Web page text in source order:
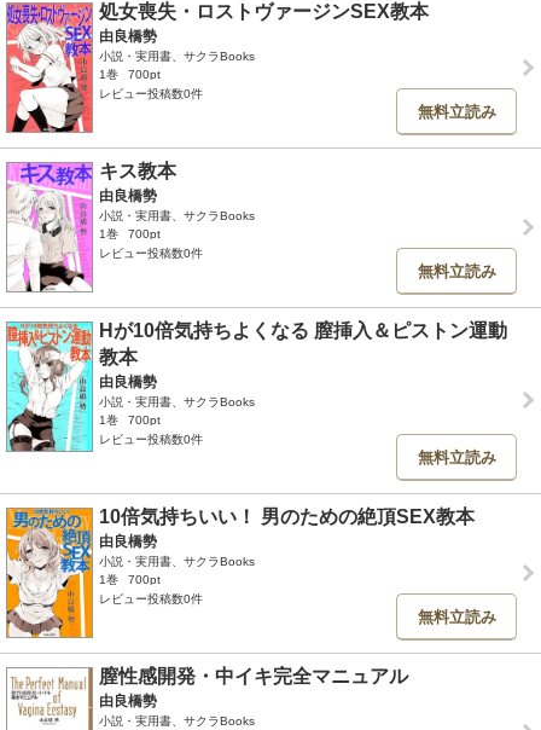
処女喪失・ロストヴァージンSEX教本
由良橋勢
小説・実用書、サクラBooks
1巻
700pt
レビュー投稿数0件
無料立読み
キス教本
由良橋勢
小説・実用書、サクラBooks
1巻
700pt
レビュー投稿数0件
無料立読み
Hが10倍気持ちよくなる 膣挿入＆ピストン運動
教本
由良橋勢
小説・実用書、サクラBooks
1巻
700pt
レビュー投稿数0件
無料立読み
10倍気持ちいい！ 男のための絶頂SEX教本
由良橋勢
小説・実用書、サクラBooks
1巻
700pt
レビュー投稿数0件
無料立読み
膣性感開発・中イキ完全マニュアル
由良橋勢
小説・実用書、サクラBooks